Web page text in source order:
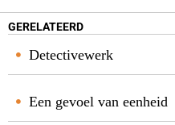
GERELATEERD
Detectivewerk
Een gevoel van eenheid